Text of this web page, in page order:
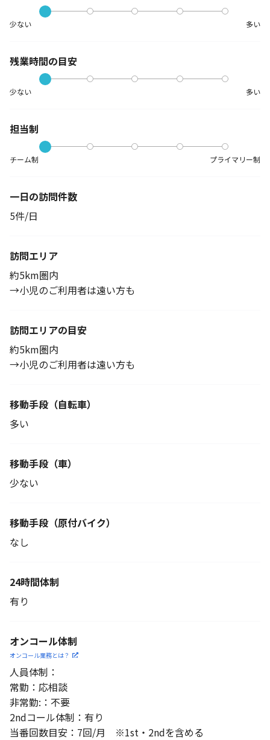
少ない 多い
残業時間の目安
少ない 多い
担当制
チーム制 プライマリー制
一日の訪問件数
5件/日
訪問エリア
約5km圏内
→小児のご利用者は遠い方も
訪問エリアの目安
約5km圏内
→小児のご利用者は遠い方も
移動手段 （自転車）
多い
移動手段（車）
少ない
移動手段 （原付バイク）
なし
24時間体制
有り
オンコール体制
オンコール業務とは？
人員体制：
常勤：応相談
非常勤:：不要
2ndコール体制：有り
当番回数目安：7回/月 ※1st・2ndを含める